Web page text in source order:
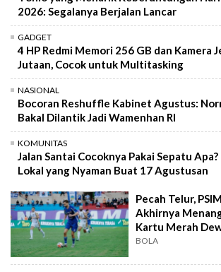
2026: Segalanya Berjalan Lancar
GADGET
4 HP Redmi Memori 256 GB dan Kamera
Jutaan, Cocok untuk Multitasking
NASIONAL
Bocoran Reshuffle Kabinet Agustus:
Bakal Dilantik Jadi Wamenhan RI
KOMUNITAS
Jalan Santai Cocoknya Pakai Sepatu
Lokal yang Nyaman Buat 17 Agustusan
Pecah Telur,
Akhirnya
Kartu Merah
Kunci
BOLA